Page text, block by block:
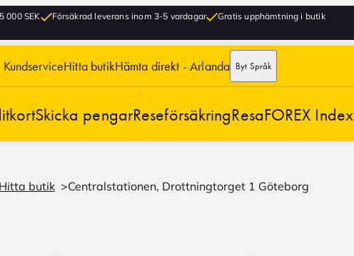
000 SEK Försäkrad leverans inom 3-5 vardagar Gratis upphämtning i butik
KundserviceHitta butikHämta direkt - Arlanda Byt Språk
Skicka pengarReseförsäkringResaFOREX Index
Hitta butik Centralstationen, Drottningtorget 1 Göteborg